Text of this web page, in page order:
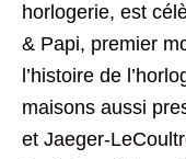
horlogerie, est
& Papi, premier
l’histoire de
maisons aussi
et Jaeger-